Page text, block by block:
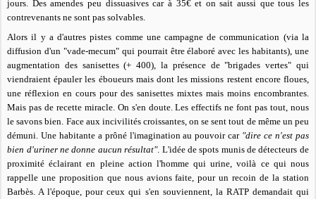
jours. Des amendes peu dissuasives car à 35€ et on sait aussi que tous les
contrevenants ne sont pas solvables.
Alors il y a d'autres pistes comme une campagne de communication (via la
diffusion d'un "vade-mecum" qui pourrait être élaboré avec les habitants), une
augmentation des sanisettes (+ 400), la présence de "brigades vertes" qui
viendraient épauler les éboueurs mais dont les missions restent encore floues,
une réflexion en cours pour des sanisettes mixtes mais moins encombrantes.
Mais pas de recette miracle. On s'en doute. Les effectifs ne font pas tout, nous
le savons bien. Face aux incivilités croissantes, on se sent tout de même un peu
démuni. Une habitante a prôné l'imagination au pouvoir car "dire ce n'est pas
bien d'uriner ne donne aucun résultat". L'idée de spots munis de détecteurs de
proximité éclairant en pleine action l'homme qui urine, voilà ce qui nous
rappelle une proposition que nous avions faite, pour un recoin de la station
Barbès. A l'époque, pour ceux qui s'en souviennent, la RATP demandait qui